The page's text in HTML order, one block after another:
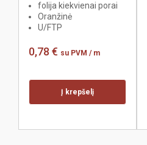
folija kiekvienai porai
Oranžinė
U/FTP
0,78 € su PVM / m
Į krepšelį